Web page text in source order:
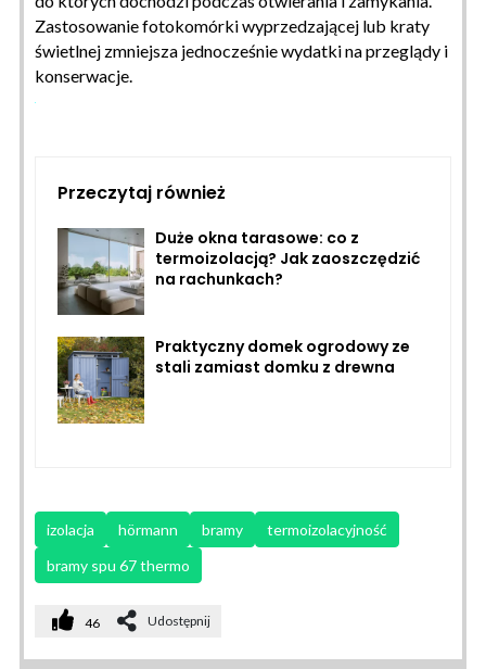
Zastosowanie fotokomórki wyprzedzającej lub kraty
świetlnej zmniejsza jednocześnie wydatki na przeglądy i
konserwacje.
Przeczytaj również
Duże okna tarasowe: co z
termoizolacją? Jak zaoszczędzić
na rachunkach?
Praktyczny domek ogrodowy ze
stali zamiast domku z drewna
izolacja hörmann bramy
termoizolacyjność
bramy spu 67 thermo
46 Udostępnij